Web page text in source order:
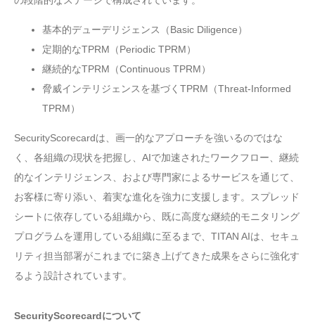
基本的デューデリジェンス（Basic Diligence）
定期的なTPRM（Periodic TPRM）
継続的なTPRM（Continuous TPRM）
脅威インテリジェンスを基づくTPRM（Threat-Informed
TPRM）
SecurityScorecardは、画一的なアプローチを強いるのではな
く、各組織の現状を把握し、AIで加速されたワークフロー、継続
的なインテリジェンス、および専門家によるサービスを通じて、
お客様に寄り添い、着実な進化を強力に支援します。スプレッド
シートに依存している組織から、既に高度な継続的モニタリング
プログラムを運用している組織に至るまで、TITAN AIは、セキュ
リティ担当部署がこれまでに築き上げてきた成果をさらに強化す
るよう設計されています。
SecurityScorecardについて